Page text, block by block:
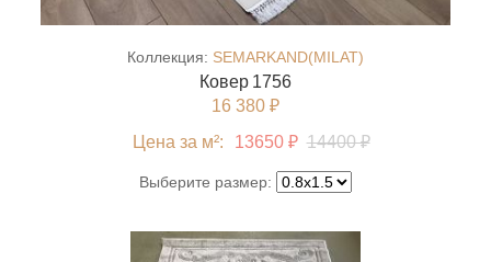
Коллекция: SEMARKAND(MILAT)
Ковер 1756
16 380 ₽
Цена за м²:
13650 ₽ 14400 ₽
Выберите размер: